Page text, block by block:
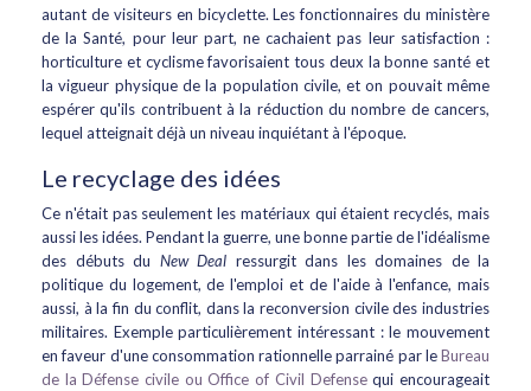
autant de visiteurs en bicyclette. Les fonctionnaires du ministère
de la Santé, pour leur part, ne cachaient pas leur satisfaction :
horticulture et cyclisme favorisaient tous deux la bonne santé et
la vigueur physique de la population civile, et on pouvait même
espérer qu'ils contribuent à la réduction du nombre de cancers,
lequel atteignait déjà un niveau inquiétant à l'époque.
Le recyclage des idées
Ce n'était pas seulement les matériaux qui étaient recyclés, mais
aussi les idées. Pendant la guerre, une bonne partie de l'idéalisme
des débuts du New Deal ressurgit dans les domaines de la
politique du logement, de l'emploi et de l'aide à l'enfance, mais
aussi, à la fin du conflit, dans la reconversion civile des industries
militaires. Exemple particulièrement intéressant : le mouvement
en faveur d'une consommation rationnelle parrainé par leBureau
de la Défense civile ou Office of Civil Defensequi encourageait